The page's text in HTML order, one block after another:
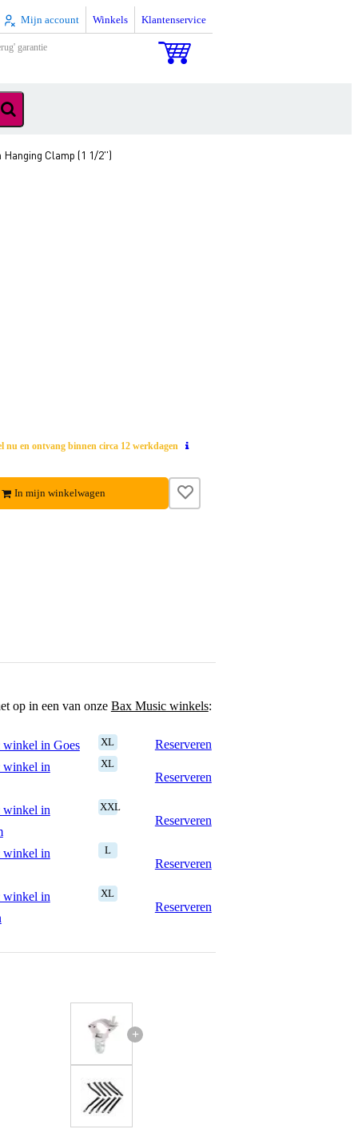
Mijn account Winkels Klantenservice
garantie
Clamp (1 1/2'')
nu en ontvang binnen circa 12 werkdagen
In mijn winkelwagen
op in een van onze Bax Music winkels:
in Goes XL
Reserveren
winkel in
XL
Reserveren
winkel in
XXL
Reserveren
winkel in
L
Reserveren
winkel in
XL
Reserveren
+